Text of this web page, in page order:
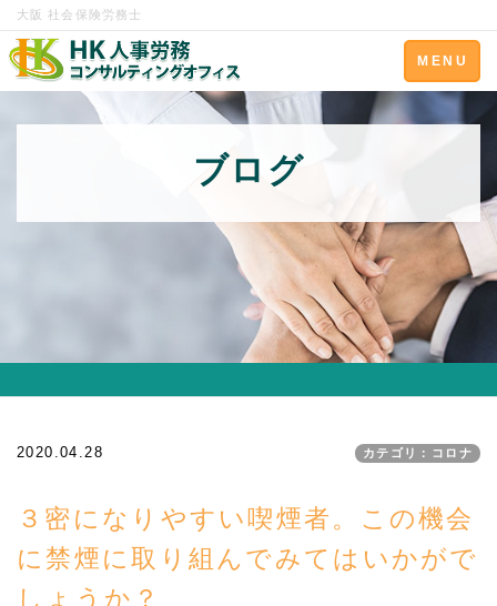
大阪 社会保険労務士
Toggle
navigation
MENU
ブログ
2020.04.28 カテゴリ：コロナ
３密になりやすい喫煙者。この機会
に禁煙に取り組んでみてはいかがで
しょうか？